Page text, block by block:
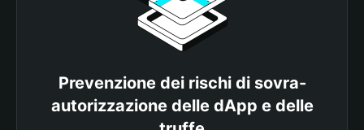
Prevenzione dei rischi di sovra-
autorizzazione delle dApp e delle